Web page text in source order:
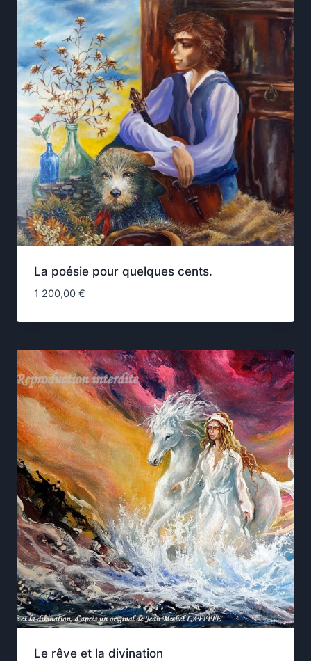
La poésie pour quelques cents.
1 200,00 €
Le rêve et la divination